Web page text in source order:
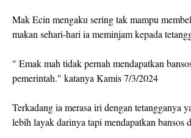
Mak Ecin mengaku sering tak mampu
makan sehari-hari ia meminjam kepada
" Emak mah tidak pernah mendapatkan
pemerintah." katanya Kamis 7/3/2024
Terkadang ia merasa iri dengan tetangganya
lebih layak darinya tapi mendapatkan bansos